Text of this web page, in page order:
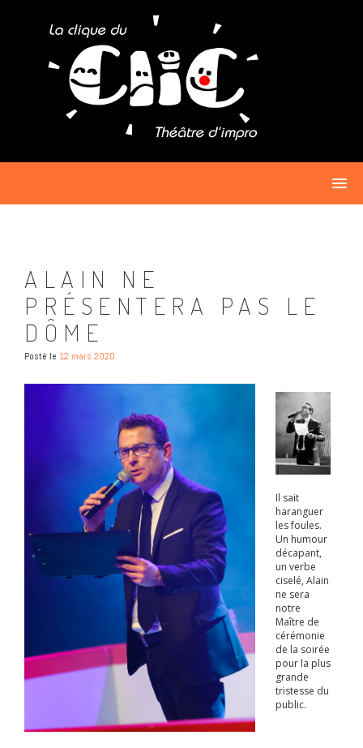
ALAIN NE
PRÉSENTERA PAS LE
DÔME
Posté le 12 mars 2020
Il sait
haranguer
les foules.
Un humour
décapant,
un verbe
ciselé, Alain
ne sera
notre
Maître de
cérémonie
de la soirée
pour la plus
grande
tristesse du
public.